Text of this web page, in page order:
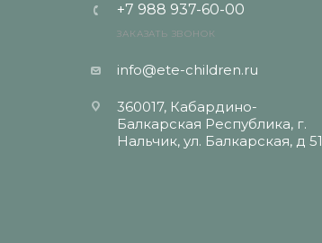
+7 988 937-60-00
ЗАКАЗАТЬ ЗВОНОК
info@ete-children.ru
360017, Кабардино-
Балкарская Республика, г.
Нальчик, ул. Балкарская, д 51